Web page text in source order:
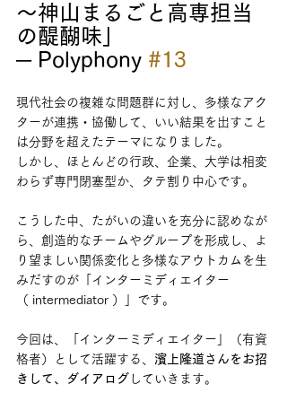
～神山まるごと高専担当
の醍醐味」
─ Polyphony #13
現代社会の複雑な問題群に対し、多様なアク
ターが連携・協働して、いい結果を出すこと
は分野を超えたテーマになりました。
しかし、ほとんどの行政、企業、大学は相変
わらず専門閉塞型か、タテ割り中心です。
こうした中、たがいの違いを充分に認めなが
ら、創造的なチームやグループを形成し、よ
り望ましい関係変化と多様なアウトカムを生
みだすのが「インターミディエイター
（ intermediator ）」です。
今回は、「インターミディエイター」（有資
格者）として活躍する、 濱上隆道さんをお招
きして、ダイアログ していきます。